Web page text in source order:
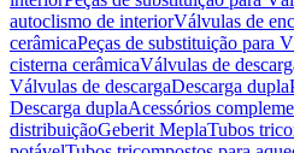
autoclismo de interiorVálvulas de
cerâmicaPeças de substituição para
cisterna cerâmicaVálvulas de
Válvulas de descargaDescarga dupla
Descarga duplaAcessórios
distribuiçãoGeberit MeplaTubos